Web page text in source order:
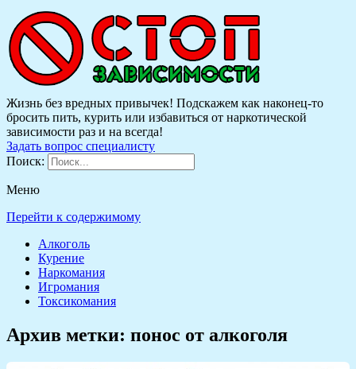
Жизнь без вредных привычек! Подскажем как наконец-то
бросить пить, курить или избавиться от наркотической
зависимости раз и на всегда!
Задать вопрос специалисту
Поиск:
Меню
Перейти к содержимому
Алкоголь
Курение
Наркомания
Игромания
Токсикомания
Архив метки: понос от алкоголя